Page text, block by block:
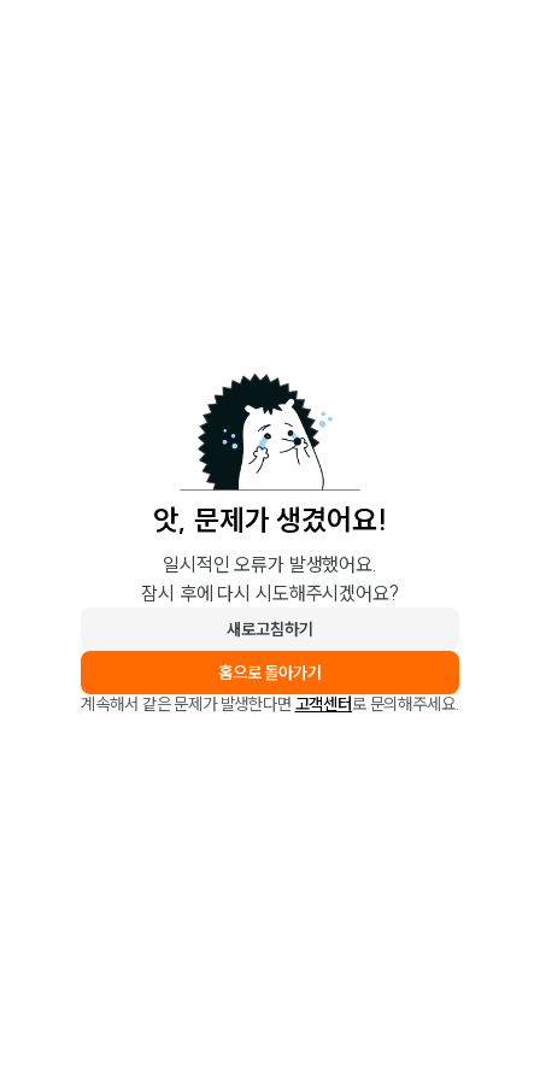
앗, 문제가 생겼어요!
일시적인 오류가 발생했어요.
잠시 후에 다시 시도해주시겠어요?
새로고침하기
홈으로 돌아가기
계속해서 같은 문제가 발생한다면 고객센터로 문의해주세요.